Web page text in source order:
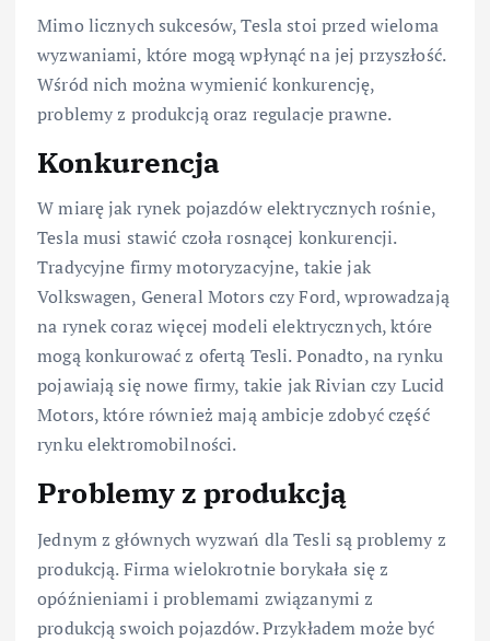
Mimo licznych sukcesów, Tesla stoi przed wieloma
wyzwaniami, które mogą wpłynąć na jej przyszłość.
Wśród nich można wymienić konkurencję,
problemy z produkcją oraz regulacje prawne.
Konkurencja
W miarę jak rynek pojazdów elektrycznych rośnie,
Tesla musi stawić czoła rosnącej konkurencji.
Tradycyjne firmy motoryzacyjne, takie jak
Volkswagen, General Motors czy Ford, wprowadzają
na rynek coraz więcej modeli elektrycznych, które
mogą konkurować z ofertą Tesli. Ponadto, na rynku
pojawiają się nowe firmy, takie jak Rivian czy Lucid
Motors, które również mają ambicje zdobyć część
rynku elektromobilności.
Problemy z produkcją
Jednym z głównych wyzwań dla Tesli są problemy z
produkcją. Firma wielokrotnie borykała się z
opóźnieniami i problemami związanymi z
produkcją swoich pojazdów. Przykładem może być